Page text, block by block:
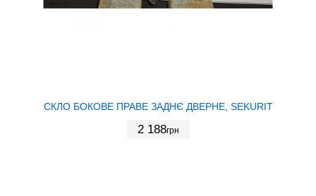
СКЛО БОКОВЕ ПРАВЕ ЗАДНЄ ДВЕРНЕ, SEKURIT
2 188грн